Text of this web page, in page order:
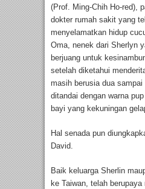
(Prof. Ming-Chih Ho-red),
dokter rumah sakit yang
menyelamatkan hidup
Oma, nenek dari Sherlyn
berjuang untuk
setelah diketahui
masih berusia dua
ditandai dengan warna
bayi yang kekuningan
Hal senada pun
David.
Baik keluarga Sherlin
ke Taiwan, telah